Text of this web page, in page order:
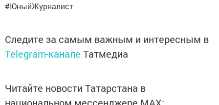
#ЮныйЖурналист
Следите за самым важным и интересным в
Telegram-канале Татмедиа
Читайте новости Татарстана в